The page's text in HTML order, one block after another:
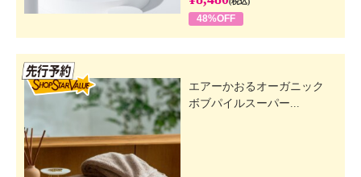
48%OFF
エアーかおるオーガニック
ボブパイルスーパー...